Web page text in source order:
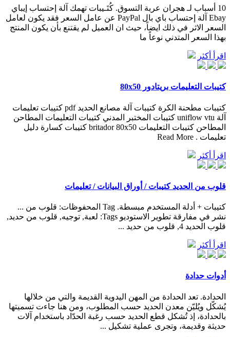
10 أسباب لـ هجران عربة التسوق. كُتَـيبات تهمك آلة إحتساب إيباي
Ebay آلة إحتساب باي بال PayPal عن عامل السعر فقد يكون لعامل
السعر الاثر في ذلك ايضاً، حيث ان العميل لم يقتنع بأن يكون المنتج
بهذا السعر المتدني نوعاً ما
اقرأ أكثر
كتيبات التعليمات بريتادور 80x50
كتيبات مطحنة الكرة كتيبات آلة مصانع الحديد pdf كتيبات تعليمات
آلة uniflow vtu كتيبات المختبر المدني كتيبات التعليمات المطاحن
المطاحن كتيبات التعليمات britador 80x50 كتيبات كسارة دليل
تعليمات . Read More
اقرأ أكثر
قلوب من الحديد كتيبات / أوراق البيانات / تعليمات
كتيبات + أدلة المستخدم مبسطة. Tag المحفوظات: قلوب من ...
نشر في مفارقة تطوير الاستوديو Tags: لعبة, توجيه, قلوب من حديد,
قلوب الحديد 4, قلوب من حديد ...
اقرأ أكثر
أدوات حدادة
الحدادة. تعد الحدادة من المهن اليدوية القديمة والتي من خلالها
يُشكّل ويُليّن معدن الحديد حسب المطلوب، ومن هنا جاءت تسميتها
بالحدادة، إذ تُشكل قطع الحديد حسب رغبة الحدّاد باستخدام آلات
حديثة وقديمة، وتجرى عملية تشكيل ...